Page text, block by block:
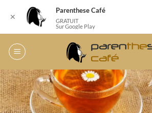
✕
Parenthese Café
GRATUIT
Sur Google Play